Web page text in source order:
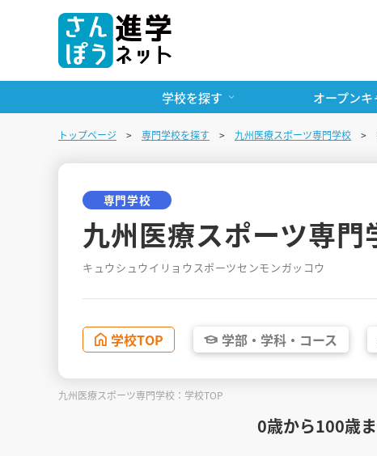
学校を探す オープン
トップページ 専門学校を探す 九州医療スポーツ専門学校
専門学校
九州医療スポーツ専門
キュウシュウイリョウスポーツセンモンガッコウ
学校TOP 学部・ 学科・ コース
九州医療スポーツ専門学校：学校TOP
0歳から100歳